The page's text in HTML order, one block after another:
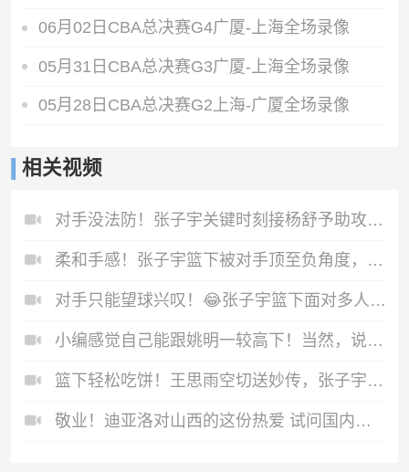
06月02日CBA总决赛G4广厦-上海全场录像
05月31日CBA总决赛G3广厦-上海全场录像
05月28日CBA总决赛G2上海-广厦全场录像
相关视频
对手没法防！张子宇关键时刻接杨舒予助攻上篮打进，基本杀死比赛
柔和手感！张子宇篮下被对手顶至负角度，但依旧稳稳将球放进
对手只能望球兴叹！😂张子宇篮下面对多人防守，二次进攻打进！
小编感觉自己能跟姚明一较高下！当然，说的是高尔夫🤣🤣
篮下轻松吃饼！王思雨空切送妙传，张子宇接球轻松上篮！
敬业！迪亚洛对山西的这份热爱 试问国内球员有多少能做到？